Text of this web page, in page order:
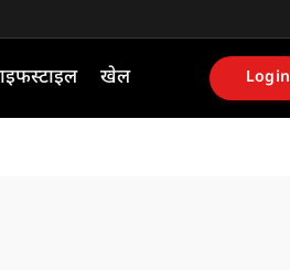
खेल Login